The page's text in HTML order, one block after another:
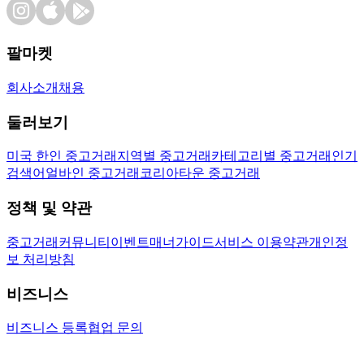
팔마켓
회사소개 채용
둘러보기
미국 한인 중고거래 지역별 중고거래 카테고리별 중고거래 인기
검색어 얼바인 중고거래 코리아타운 중고거래
정책 및 약관
중고거래 커뮤니티 이벤트매너가이드서비스 이용약관개인정
보 처리방침
비즈니스
비즈니스 등록협업 문의